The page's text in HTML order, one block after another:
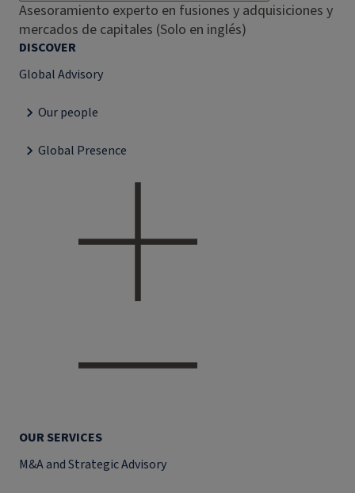
Asesoramiento experto en fusiones y adquisiciones y
mercados de capitales (Solo en inglés)
DISCOVER
Global Advisory
Our people
Global Presence
OUR SERVICES
M&A and Strategic Advisory